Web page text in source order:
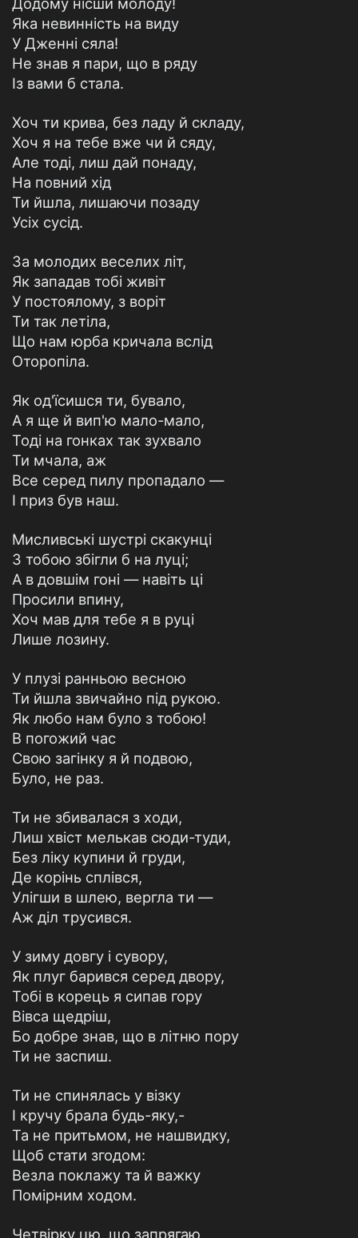
Яка невинність на виду
У Дженні сяла!
Не знав я пари, що в ряду
Із вами б стала.
Хоч ти крива, без ладу й складу,
Хоч я на тебе вже чи й сяду,
Але тоді, лиш дай понаду,
На повний хід
Ти йшла, лишаючи позаду
Усіх сусід.
За молодих веселих літ,
Як западав тобі живіт
У постоялому, з воріт
Ти так летіла,
Що нам юрба кричала вслід
Оторопіла.
Як од'їсишся ти, бувало,
А я ще й вип'ю мало-мало,
Тоді на гонках так зухвало
Ти мчала, аж
Все серед пилу пропадало —
I приз був наш.
Мисливські шустрі скакунці
З тобою збігли б на луці;
А в довшім гоні — навіть ці
Просили впину,
Хоч мав для тебе я в руці
Лише лозину.
У плузі ранньою весною
Ти йшла звичайно під рукою.
Як любо нам було з тобою!
В погожий час
Свою загінку я й подвою,
Було, не раз.
Ти не збивалася з ходи,
Лиш хвіст мелькав сюди-туди,
Без ліку купини й груди,
Де корінь сплівся,
Улігши в шлею, вергла ти —
Аж діл трусився.
У зиму довгу і сувору,
Як плуг барився серед двору,
Тобі в корець я сипав гору
Вівса щедріш,
Бо добре знав, що в літню пору
Ти не заспиш.
Ти не спинялась у візку
I кручу брала будь-яку,-
Та не притьмом, не нашвидку,
Щоб стати згодом:
Везла поклажу та й важку
Помірним ходом.
Четвірку цю, що запрягаю